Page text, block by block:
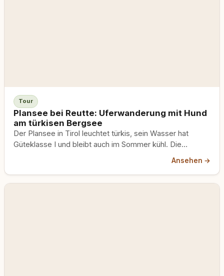
Tour
Plansee bei Reutte: Uferwanderung mit Hund
am türkisen Bergsee
Der Plansee in Tirol leuchtet türkis, sein Wasser hat
Güteklasse I und bleibt auch im Sommer kühl. Die
aber an die Leine.
Ansehen →